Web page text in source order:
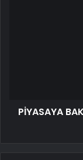
İsrail'in